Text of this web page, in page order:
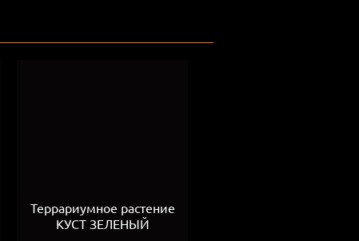
Террариумное растение
КУСТ ЗЕЛЕНЫЙ